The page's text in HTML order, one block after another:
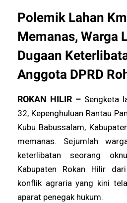
Polemik Lahan
Memanas, Warga
Dugaan
Anggota DPRD
ROKAN HILIR – Sengketa
32, Kepenghuluan Rantau
Kubu Babussalam,
memanas. Sejumlah
keterlibatan seorang
Kabupaten Rokan Hilir
konflik agraria yang kini
aparat penegak hukum.